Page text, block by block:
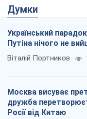
Думки
Український
Путіна нічого не
Віталій Портников
Москва висуває
дружба
Росії від Китаю